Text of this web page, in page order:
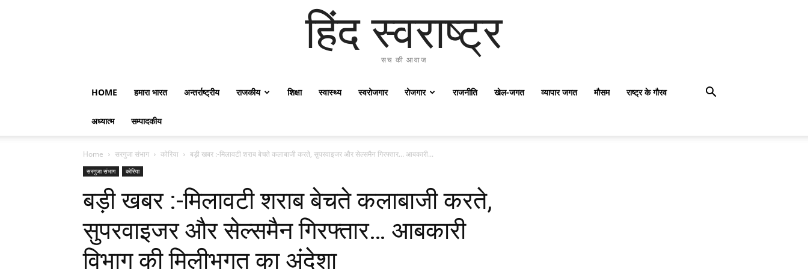
हिंद स्वराष्ट्र
सच की आवाज
HOME हमारा भारत अन्तर्राष्ट्रीय राजकीय शिक्षा स्वास्थ्य स्वरोजगार रोजगार राजनीति खेल-जगत व्यापार जगत मौसम राष्ट्र के गौरव
अध्यात्म सम्पादकीय
Home सरगुजा संभाग कोरिया बड़ी खबर :-मिलावटी शराब बेचते कलाबाजी करते, सुपरवाइजर और सेल्समैन गिरफ्तार… आबकारी...
सरगुजा संभाग कोरिया
बड़ी खबर :-मिलावटी शराब बेचते कलाबाजी करते,
सुपरवाइजर और सेल्समैन गिरफ्तार… आबकारी
विभाग की मिलीभगत का अंदेशा